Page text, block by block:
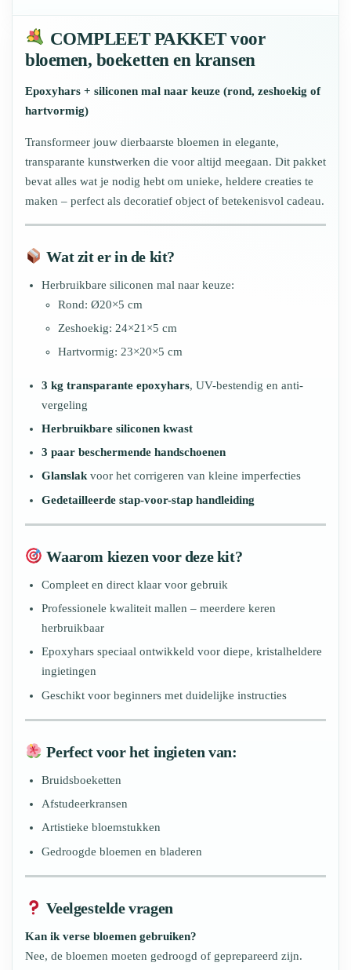
COMPLEET PAKKET voor
bloemen, boeketten en kransen
Epoxyhars + siliconen mal naar keuze (rond, zeshoekig of
hartvormig)
Transformeer jouw dierbaarste bloemen in elegante,
transparante kunstwerken die voor altijd meegaan. Dit pakket
bevat alles wat je nodig hebt om unieke, heldere creaties te
maken – perfect als decoratief object of betekenisvol cadeau.
Wat zit er in de kit?
Herbruikbare siliconen mal naar keuze:
Rond: Ø20×5 cm
Zeshoekig: 24×21×5 cm
Hartvormig: 23×20×5 cm
3 kg transparante epoxyhars, UV-bestendig en anti-
vergeling
Herbruikbare siliconen kwast
3 paar beschermende handschoenen
Glanslakvoor het corrigeren van kleine imperfecties
Gedetailleerde stap-voor-stap handleiding
Waarom kiezen voor deze kit?
Compleet en direct klaar voor gebruik
Professionele kwaliteit mallen – meerdere keren
herbruikbaar
Epoxyhars speciaal ontwikkeld voor diepe, kristalheldere
ingietingen
Geschikt voor beginners met duidelijke instructies
Perfect voor het ingieten van:
Bruidsboeketten
Afstudeerkransen
Artistieke bloemstukken
Gedroogde bloemen en bladeren
Veelgestelde vragen
Kan ik verse bloemen gebruiken?
Nee, de bloemen moeten gedroogd of geprepareerd zijn.